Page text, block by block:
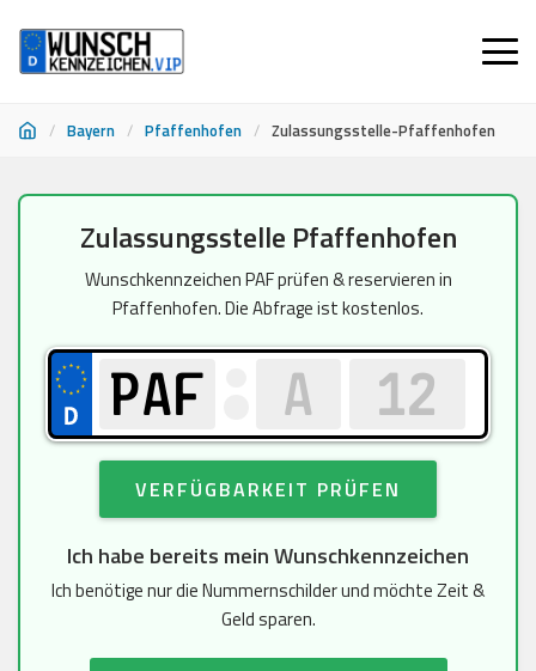
/ Bayern / Pfaffenhofen / Zulassungsstelle-Pfaffenhofen
Zulassungsstelle Pfaffenhofen
Wunschkennzeichen PAF prüfen & reservieren in
Pfaffenhofen. Die Abfrage ist kostenlos.
VERFÜGBARKEIT PRÜFEN
Ich habe bereits mein Wunschkennzeichen
Ich benötige nur die Nummernschilder und möchte Zeit &
Geld sparen.